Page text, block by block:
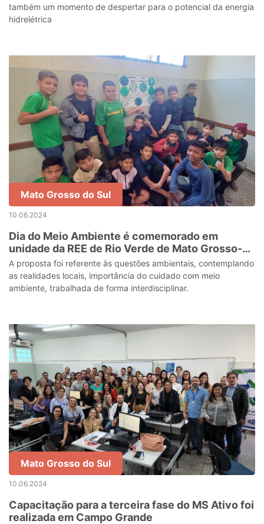
também um momento de despertar para o potencial da energia
hidrelétrica
Mato Grosso do Sul
10.06.2024
Dia do Meio Ambiente é comemorado em
unidade da REE de Rio Verde de Mato Grosso-
MS
A proposta foi referente às questões ambientais, contemplando
as realidades locais, importância do cuidado com meio
ambiente, trabalhada de forma interdisciplinar.
Mato Grosso do Sul
10.06.2024
Capacitação para a terceira fase do MS Ativo foi
realizada em Campo Grande